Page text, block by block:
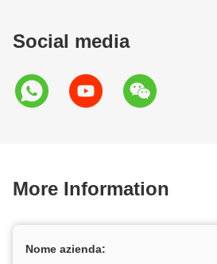
Social media
More Information
Nome azienda: